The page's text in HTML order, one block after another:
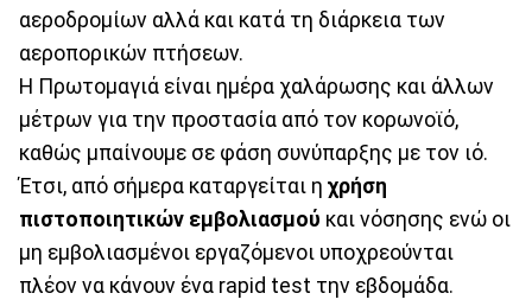
αεροδρομίων αλλά και κατά τη διάρκεια των
αεροπορικών πτήσεων.
Η Πρωτομαγιά είναι ημέρα χαλάρωσης και άλλων
μέτρων για την προστασία από τον κορωνοϊό,
καθώς μπαίνουμε σε φάση συνύπαρξης με τον ιό.
Έτσι, από σήμερα καταργείται η χρήση
πιστοποιητικών εμβολιασμού και νόσησης ενώ οι
μη εμβολιασμένοι εργαζόμενοι υποχρεούνται
πλέον να κάνουν ένα rapid test την εβδομάδα.